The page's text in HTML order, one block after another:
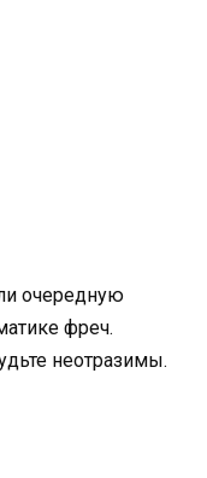
очередную
фреч.
неотразимы.